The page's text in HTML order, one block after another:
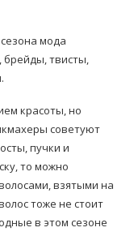
мода
брейды, твисты,
красоты, но
советуют
пучки и
то можно
взятыми на
тоже не стоит
в этом сезоне